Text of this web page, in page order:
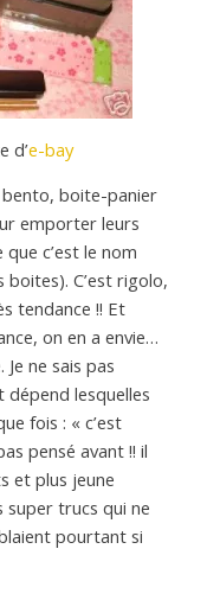
d’e-bay
bento, boite-panier
emporter leurs
c’est le nom
C’est rigolo,
tendance !! Et
on en a envie…
ne sais pas
lesquelles
fois : « c’est
pensé avant !! il
et plus jeune
super trucs qui ne
pourtant si